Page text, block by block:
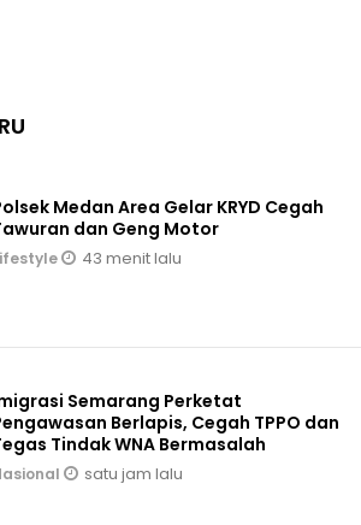
Medan Area Gelar KRYD Cegah
dan Geng Motor
43 menit lalu
Semarang Perketat
Berlapis, Cegah TPPO dan
Tindak WNA Bermasalah
satu jam lalu